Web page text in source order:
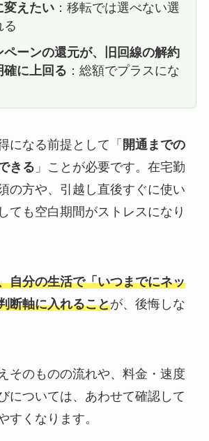
変えたい：移転では選べない選
る
ペーンの還元が、旧回線の解約
確に上回る ：総額でプラスにな
になる前提として「 開通までの
きる 」ことが必要です。在宅勤
の方や、引越し直後すぐに使い
ても空白期間がストレスになり
自分の生活で「いつまでにネッ
断軸に入れることが、後悔しな
そのものの流れや、料金・速度
については、あわせて確認して
すくなります。